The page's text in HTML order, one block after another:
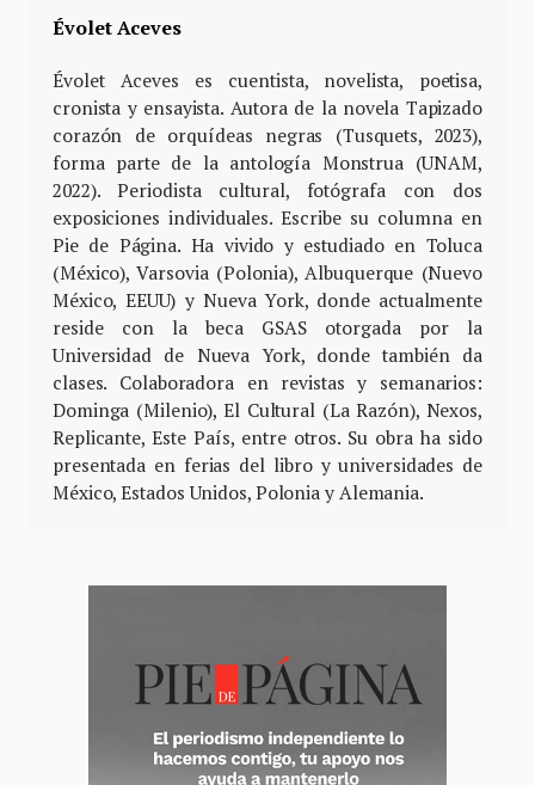
Évolet Aceves
Évolet Aceves es cuentista, novelista, poetisa,
cronista y ensayista. Autora de la novela Tapizado
corazón de orquídeas negras (Tusquets, 2023),
forma parte de la antología Monstrua (UNAM,
2022). Periodista cultural, fotógrafa con dos
exposiciones individuales. Escribe su columna en
Pie de Página. Ha vivido y estudiado en Toluca
(México), Varsovia (Polonia), Albuquerque (Nuevo
México, EEUU) y Nueva York, donde actualmente
reside con la beca GSAS otorgada por la
Universidad de Nueva York, donde también da
clases. Colaboradora en revistas y semanarios:
Dominga (Milenio), El Cultural (La Razón), Nexos,
Replicante, Este País, entre otros. Su obra ha sido
presentada en ferias del libro y universidades de
México, Estados Unidos, Polonia y Alemania.